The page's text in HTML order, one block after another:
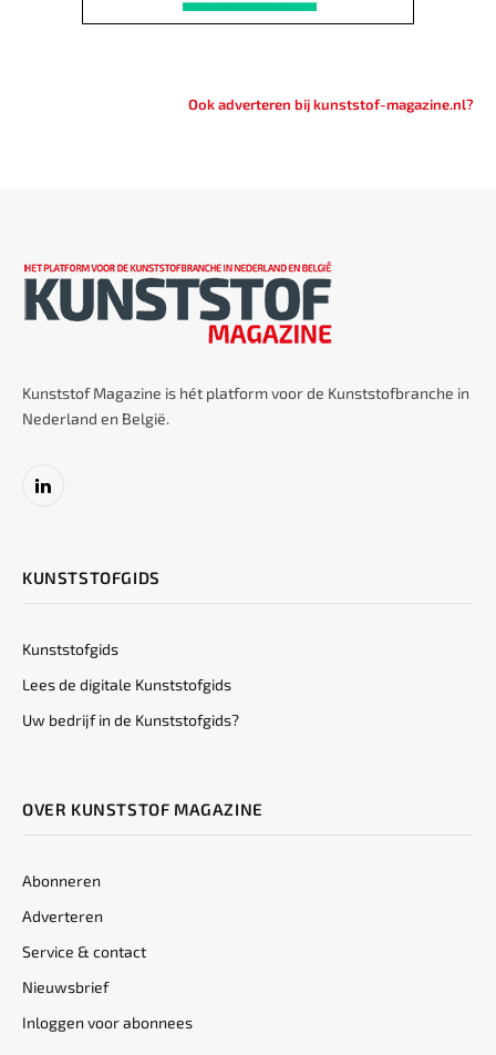
Ook adverteren bij kunststof-magazine.nl?
Kunststof Magazine is hét platform voor de Kunststofbranche in
Nederland en België.
LinkedIn
KUNSTSTOFGIDS
Kunststofgids
Lees de digitale Kunststofgids
Uw bedrijf in de Kunststofgids?
OVER KUNSTSTOF MAGAZINE
Abonneren
Adverteren
Service & contact
Nieuwsbrief
Inloggen voor abonnees